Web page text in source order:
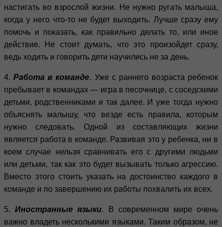
настигать во взрослой жизни. Не нужно ругать малыша,
когда у него что-то не будет выходить. Лучше сразу ему
помочь и показать, как правильно делать то, или иное
действие. Не стоит думать, что это произойдет сразу,
ведь ходить и говорить дети научились не за день.
4.Работа в команде. Уже с раннего возраста ребенок
пребывает в командах — игра в песочнице, с соседскими
детьми, родственниками и так далее. И уже тогда нужно
объяснять малышу, что везде есть правила, которым
нужно следовать. Одной из составляющих жизни
является работа в команде. Развивая это у ребенка, ни в
коем случае нельзя сравнивать его с другими людьми
или детьми, так как это будет вызывать только агрессию.
Вместо этого стоить указать на достоинство каждого в
команде и по завершению их работы похвалить их всех.
5.Иностранные языки. В современном мире очень
важно владеть несколькими языками. Таким образом, не